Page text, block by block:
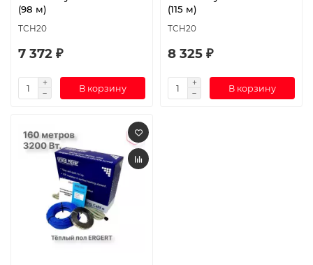
(98 м)
TCH20
7 372 ₽
В корзину
(115 м)
TCH20
8 325 ₽
В корзину